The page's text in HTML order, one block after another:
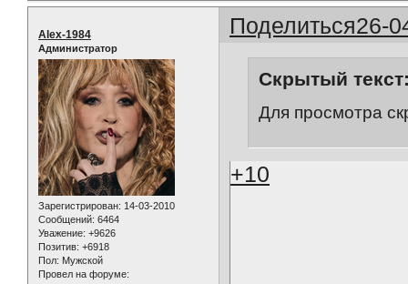
Поделиться26-
Alex-1984
Администратор
Зарегистрирован: 14-03-2010
Сообщений: 6464
Уважение: +9626
Позитив: +6918
Пол: Мужской
Провел на форуме:
Скрытый
Для просмотра
+10